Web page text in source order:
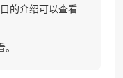
的介绍可以查看